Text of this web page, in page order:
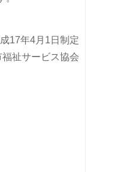
17年4月1日制定
祉サービス協会